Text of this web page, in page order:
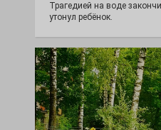
Трагедией на воде
утонул ребёнок.